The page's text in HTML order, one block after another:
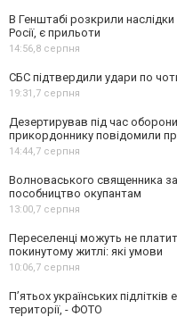
В Генштабі розкрили
Росії, є прильоти
14:56,8 серпня
СБС підтвердили удари по
19:31,7 серпня
Дезертирував під час
прикордоннику повідомили
14:44,7 серпня
Волноваського священника
пособництво окупантам
13:00,7 серпня
Переселенці можуть не
покинутому житлі: які умови
10:06,7 серпня
П’ятьох українських
території, - ФОТО